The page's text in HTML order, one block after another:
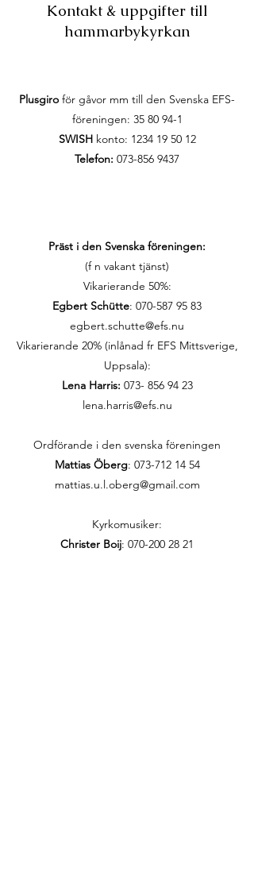
Kontakt & uppgifter till
hammarbykyrkan
Plusgiro för gåvor mm till den Svenska EFS-
föreningen: 35 80 94-1
SWISHkonto: 1234 19 50 12
Telefon: 073-856 9437
Präst i den Svenska föreningen:
(f n vakant tjänst)
Vikarierande 50%:
Egbert Schütte: 070-587 95 83
egbert.schutte@efs.nu
Vikarierande 20% (inlånad fr EFS Mittsverige,
Uppsala):
Lena Harris: 073- 856 94 23
lena.harris@efs.nu
Ordförande i den svenska föreningen
Mattias Öberg: 073-712 14 54
mattias.u.l.oberg@gmail.com
Kyrkomusiker:
Christer Boij: 070-200 28 21